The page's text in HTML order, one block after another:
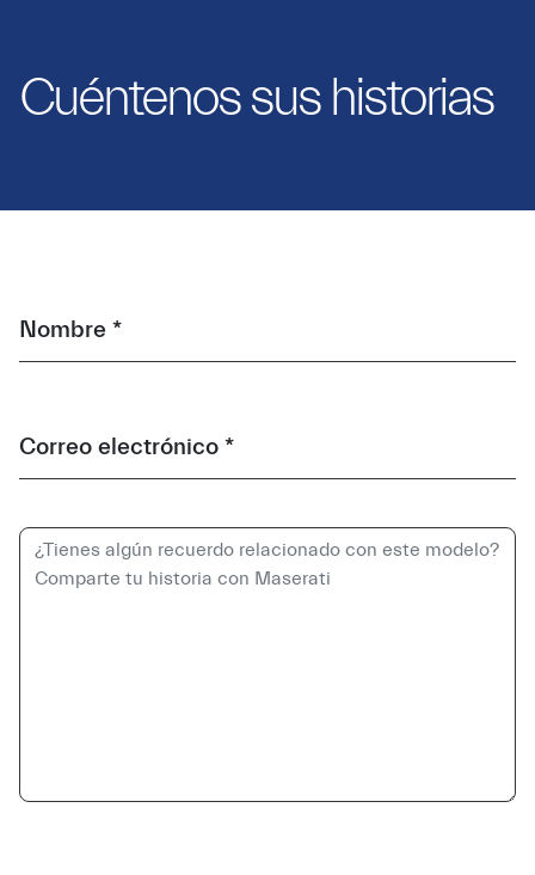
Cuéntenos sus historias
Nombre *
Correo electrónico *